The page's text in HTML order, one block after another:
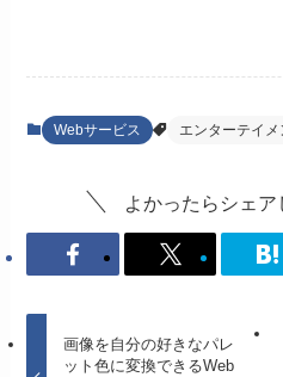
Webサービス エンターテイメ
よかったらシェア
画像を自分の好きなパレ
ット色に変換できるWeb